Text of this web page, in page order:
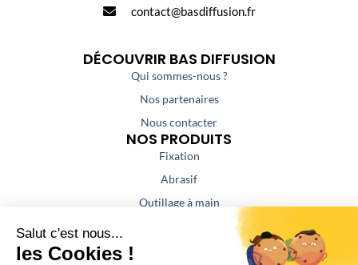
contact@basdiffusion.fr
DÉCOUVRIR BAS DIFFUSION
Qui sommes-nous ?
Nos partenaires
Nous contacter
NOS PRODUITS
Fixation
Abrasif
Outillage à main